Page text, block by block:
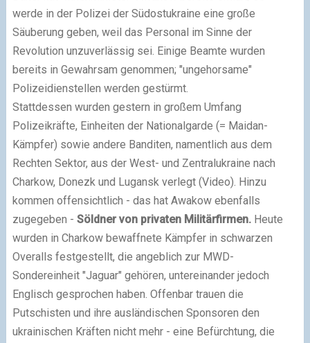
werde in der Polizei der Südostukraine eine große
Säuberung geben, weil das Personal im Sinne der
Revolution unzuverlässig sei. Einige Beamte wurden
bereits in Gewahrsam genommen; "ungehorsame"
Polizeidienstellen werden gestürmt.
Stattdessen wurden gestern in großem Umfang
Polizeikräfte, Einheiten der Nationalgarde (= Maidan-
Kämpfer) sowie andere Banditen, namentlich aus dem
Rechten Sektor, aus der West- und Zentralukraine nach
Charkow, Donezk und Lugansk verlegt (Video). Hinzu
kommen offensichtlich - das hat Awakow ebenfalls
zugegeben - Söldner von privaten Militärfirmen.Heute
wurden in Charkow bewaffnete Kämpfer in schwarzen
Overalls festgestellt, die angeblich zur MWD-
Sondereinheit "Jaguar" gehören, untereinander jedoch
Englisch gesprochen haben. Offenbar trauen die
Putschisten und ihre ausländischen Sponsoren den
ukrainischen Kräften nicht mehr - eine Befürchtung, die